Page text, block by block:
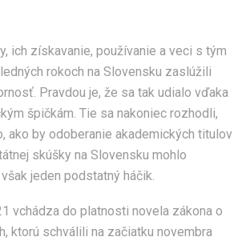
ich získavanie, používanie a veci s tým
rokoch na Slovensku zaslúžili
Pravdou je, že sa tak udialo vďaka
špičkám. Tie sa nakoniec rozhodli,
ako by odoberanie akademických titulov
skúšky na Slovensku mohlo
jeden podstatný háčik.
vchádza do platnosti novela zákona o
ktorú schválili na začiatku novembra